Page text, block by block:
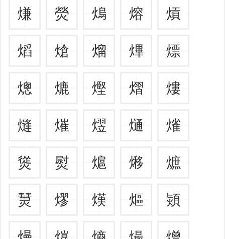
熑 熒 熓 熔 熕
熖 熗 熘 熚 熛
熜 熝 熞 熠 熡
熢 熣 熤 熥 熦
熧 熨 熩 熪 熫
熭 熮 熯 熰 熲